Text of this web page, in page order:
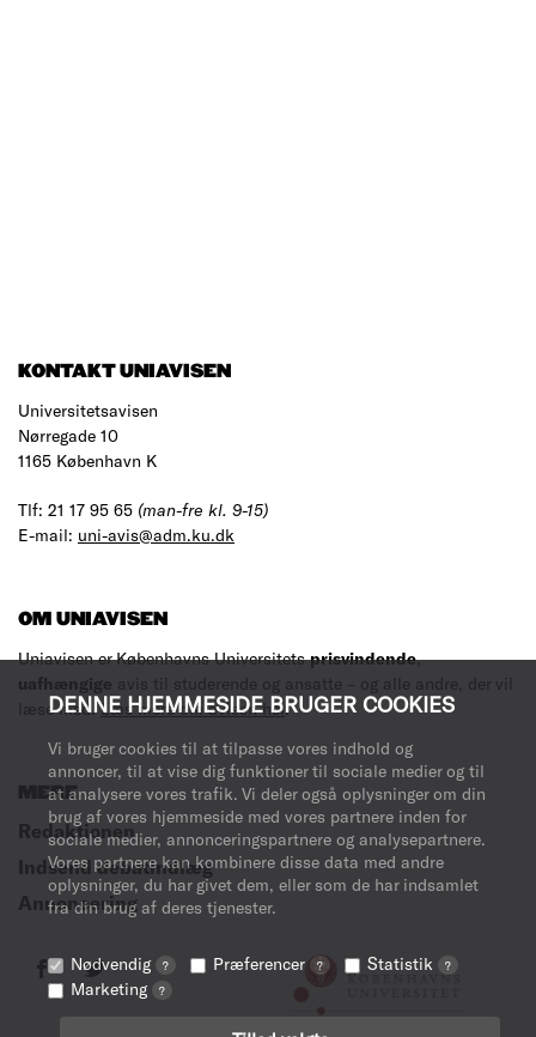
DENNE HJEMMESIDE BRUGER COOKIES
Vi bruger cookies til at tilpasse vores indhold og
annoncer, til at vise dig funktioner til sociale medier og til
at analysere vores trafik. Vi deler også oplysninger om din
brug af vores hjemmeside med vores partnere inden for
sociale medier, annonceringspartnere og analysepartnere.
Vores partnere kan kombinere disse data med andre
oplysninger, du har givet dem, eller som de har indsamlet
fra din brug af deres tjenester.
Nødvendig ? Præferencer ? Statistik ?
Marketing ?
KONTAKT UNIAVISEN
Universitetsavisen
Nørregade 10
1165 København K
Tlf: 21 17 95 65 (man-fre kl. 9-15)
E-mail: uni-avis@adm.ku.dk
OM UNIAVISEN
Uniavisen er Københavns Universitetsprisvindende,
uafhængige avis til studerende og ansatte – og alle andre, der vil
læse med.Læs mere om avisen her.
MERE
Redaktionen
Indsend debatindlæg
Annoncering